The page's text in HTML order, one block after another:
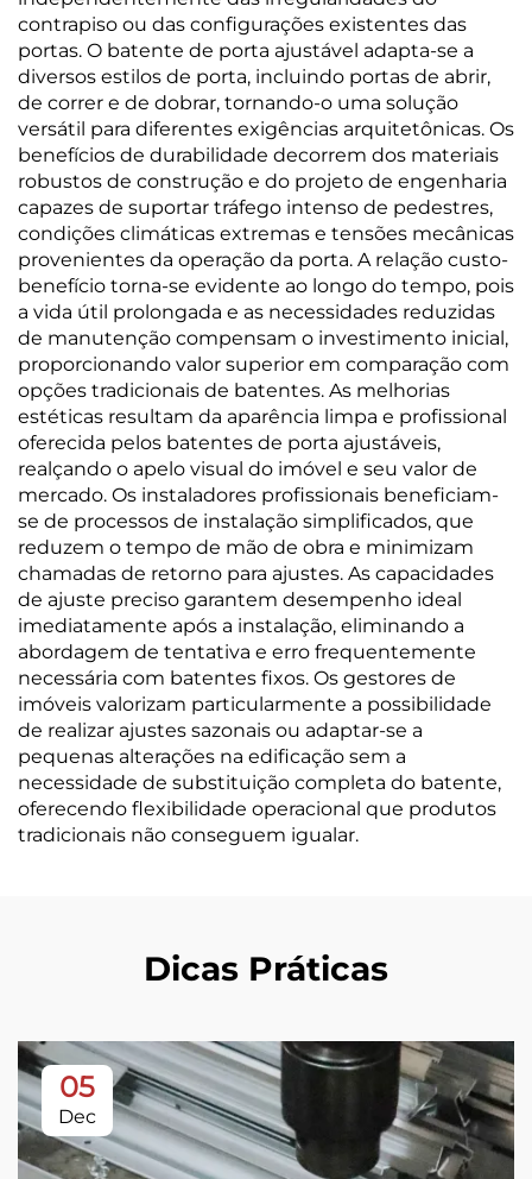
contrapiso ou das configurações existentes das
portas. O batente de porta ajustável adapta-se a
diversos estilos de porta, incluindo portas de abrir,
de correr e de dobrar, tornando-o uma solução
versátil para diferentes exigências arquitetônicas. Os
benefícios de durabilidade decorrem dos materiais
robustos de construção e do projeto de engenharia
capazes de suportar tráfego intenso de pedestres,
condições climáticas extremas e tensões mecânicas
provenientes da operação da porta. A relação custo-
benefício torna-se evidente ao longo do tempo, pois
a vida útil prolongada e as necessidades reduzidas
de manutenção compensam o investimento inicial,
proporcionando valor superior em comparação com
opções tradicionais de batentes. As melhorias
estéticas resultam da aparência limpa e profissional
oferecida pelos batentes de porta ajustáveis,
realçando o apelo visual do imóvel e seu valor de
mercado. Os instaladores profissionais beneficiam-
se de processos de instalação simplificados, que
reduzem o tempo de mão de obra e minimizam
chamadas de retorno para ajustes. As capacidades
de ajuste preciso garantem desempenho ideal
imediatamente após a instalação, eliminando a
abordagem de tentativa e erro frequentemente
necessária com batentes fixos. Os gestores de
imóveis valorizam particularmente a possibilidade
de realizar ajustes sazonais ou adaptar-se a
pequenas alterações na edificação sem a
necessidade de substituição completa do batente,
oferecendo flexibilidade operacional que produtos
tradicionais não conseguem igualar.
Dicas Práticas
05
Dec